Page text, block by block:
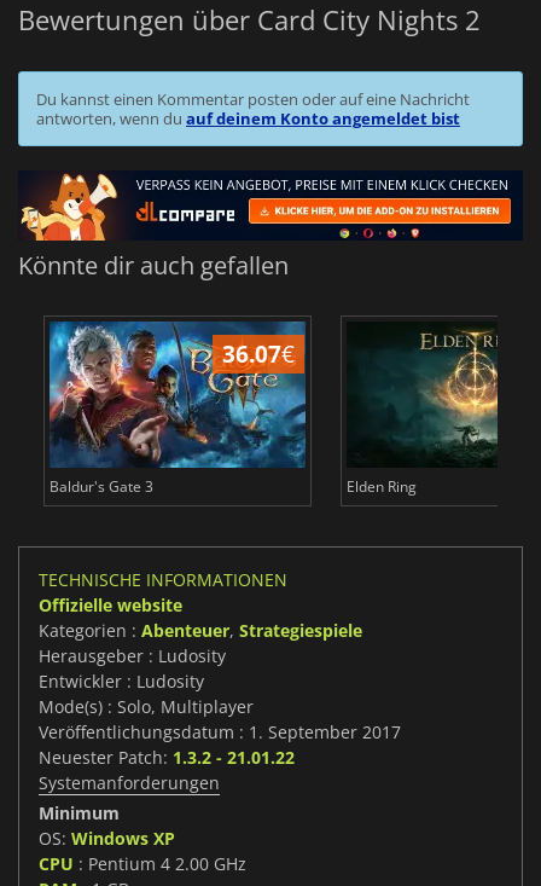
Bewertungen über Card City Nights 2
Du kannst einen Kommentar posten oder auf eine Nachricht
antworten, wenn du auf deinem Konto angemeldet bist
Könnte dir auch gefallen
36.07€
Baldur's Gate 3 Elden Ring
TECHNISCHE INFORMATIONEN
Offizielle website
Kategorien : Abenteuer, Strategiespiele
Herausgeber : Ludosity
Entwickler : Ludosity
Mode(s) : Solo, Multiplayer
Veröffentlichungsdatum : 1. September 2017
Neuester Patch: 1.3.2 - 21.01.22
Systemanforderungen
Minimum
OS: Windows XP
CPU : Pentium 4 2.00 GHz